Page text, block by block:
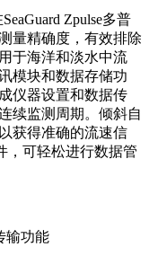
Zpulse多普
量精确度，有效排除
于海洋和淡水中流
模块和数据存储功
仪器设置和数据传
续监测周期。倾斜自
获得准确的流速信
，可轻松进行数据管
功能